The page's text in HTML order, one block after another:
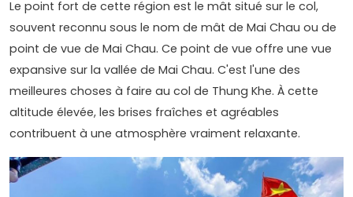
Le point fort de cette région est le mât situé sur le col,
souvent reconnu sous le nom de mât de Mai Chau ou de
point de vue de Mai Chau. Ce point de vue offre une vue
expansive sur la vallée de Mai Chau. C'est l'une des
meilleures choses à faire au col de Thung Khe. À cette
altitude élevée, les brises fraîches et agréables
contribuent à une atmosphère vraiment relaxante.